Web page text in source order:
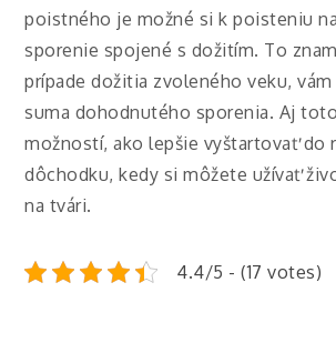
poistného je možné si k poisteniu
sporenie spojené s dožitím. To
prípade dožitia zvoleného veku,
suma dohodnutého sporenia. Aj
možností, ako lepšie vyštartovať do
dôchodku, kedy si môžete užívať
na tvári.
4.4/5 - (17 votes)